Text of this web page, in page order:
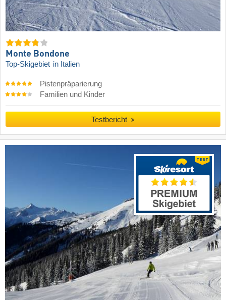
Monte Bondone
Top-Skigebiet in Italien
Pistenpräparierung
Familien und Kinder
Testbericht